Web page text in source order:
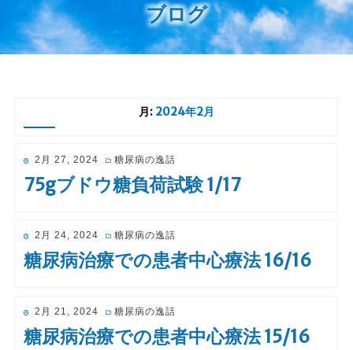
ブログ
月: 2024年2月
投
日:
2月 27, 2024 糖尿病の逸話
75gブドウ糖負荷試験 1/17
投
稿
日:
2月 24, 2024 糖尿病の逸話
糖尿病治療での患者中心療法 16/16
投
稿
日:
2月 21, 2024 糖尿病の逸話
糖尿病治療での患者中心療法 15/16